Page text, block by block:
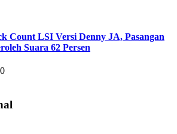
Count LSI Versi Denny JA, Pasangan
Suara 62 Persen